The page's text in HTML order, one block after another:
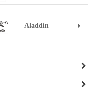
Aladdin